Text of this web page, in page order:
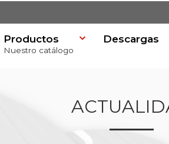
Productos
Nuestro catálogo
Descargas